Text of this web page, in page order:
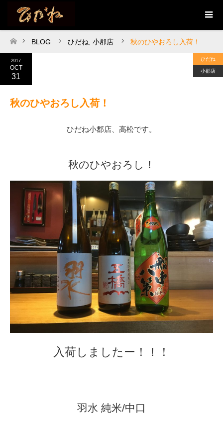
ホーム
BLOG ひだね 小郡店 秋のひやおろし入荷！
2017
OCT
31
ひだね
小郡店
秋のひやおろし入荷！
ひだね小郡店、高松です。
秋のひやおろし！
入荷しましたー！！！
羽水 純米/中口